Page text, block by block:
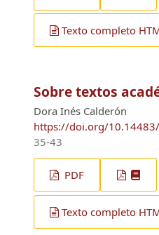
Texto completo
Sobre textos
Dora Inés Calderón
https://doi.org/
35-43
PDF
Texto completo